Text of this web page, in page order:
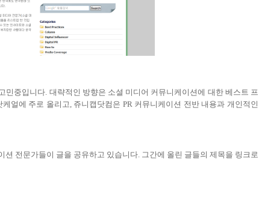
민중입니다 대략적인 방향은 소셜 미디어 커뮤니케이션에 대한 베스트 프
얼에 주로 올리고 쥬니캡닷컴은 PR 커뮤니케이션 전반 내용과 개인적인
션 전문가들이 글을 공유하고 있습니다. 그간에 올린 글들의 제목을 링크로